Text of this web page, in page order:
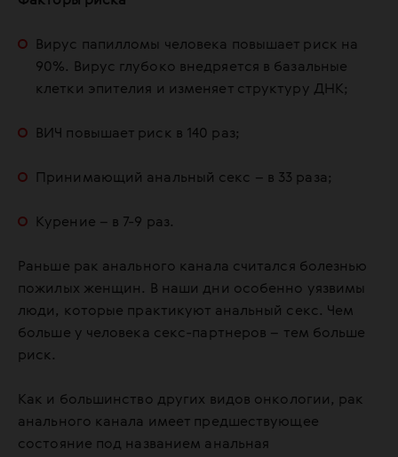
Вирус папилломы человека повышает риск на
90%. Вирус глубоко внедряется в базальные
клетки эпителия и изменяет структуру ДНК;
ВИЧ повышает риск в 140 раз;
Принимающий анальный секс – в 33 раза;
Курение – в 7-9 раз.
Раньше рак анального канала считался болезнью
пожилых женщин. В наши дни особенно уязвимы
люди, которые практикуют анальный секс. Чем
больше у человека секс-партнеров – тем больше
риск.
Как и большинство других видов онкологии, рак
анального канала имеет предшествующее
состояние под названием анальная